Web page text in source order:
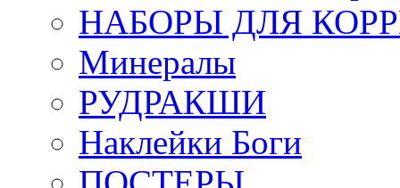
НАБОРЫ ДЛЯ
Минералы
РУДРАКШИ
Наклейки Боги